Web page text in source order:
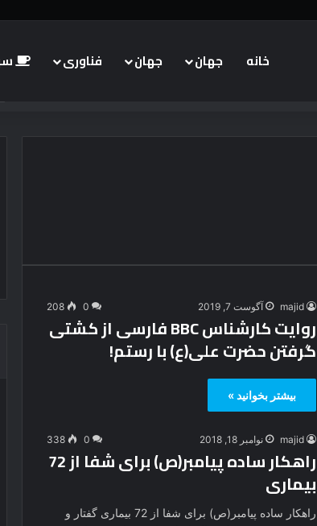
خانه جهان جهان فناوری
majid آگوست 7, 2019 0
208
روایت کارشناس BBC فارسی از کشتی
گرفتن حضرت علی(ع) با رستم!
بیشتر بخوانید »
majid نوامبر 18, 2018 0
338
راهکار ساده پیامبر(ص) برای شفا از 72
بیماری
راهکار ساده پیامبر(ص) برای شفا از 72 بیماری گفتار و